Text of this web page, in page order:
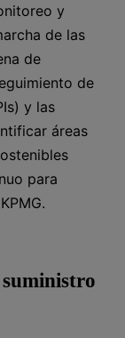
y
de las
de
de
y las
áreas
para
suministro